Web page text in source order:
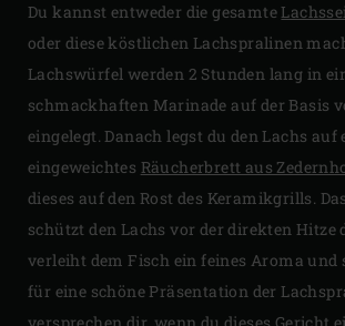
Du kannst entweder die gesamte
oder diese köstlichen Lachspralinen
Lachswürfel werden 2 Stunden lang in
schmackhaften Marinade auf der Basis
eingelegt. Danach legst du den Lachs auf
eingeweichtes Räucherbrett aus
dieses auf den Rost des Keramikgrills.
schützt den Lachs vor der direkten Hitze
verleiht dem Fisch ein feines Aroma und
für eine schöne Präsentation der